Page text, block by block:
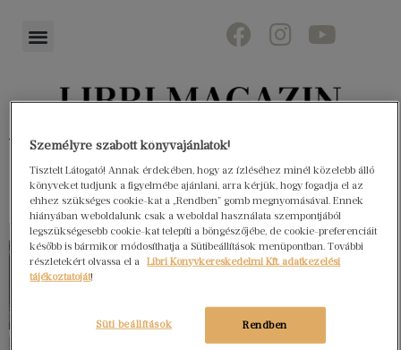
Könyvektől az olvasókig
Személyre szabott könyvajánlatok!
Tisztelt Látogató! Annak érdekében, hogy az ízléséhez minél közelebb álló
könyveket tudjunk a figyelmébe ajánlani, arra kérjük, hogy fogadja el az
ehhez szükséges cookie-kat a „Rendben” gomb megnyomásával. Ennek
hiányában weboldalunk csak a weboldal használata szempontjából
legszükségesebb cookie-kat telepíti a böngészőjébe, de cookie-preferenciáit
később is bármikor módosíthatja a Sütibeállítások menüpontban. További
részletekért olvassa el a
Libri Könyvkereskedelmi Kft. adatkezelési
tájékoztatóját!
Rendben
Süti beállítások